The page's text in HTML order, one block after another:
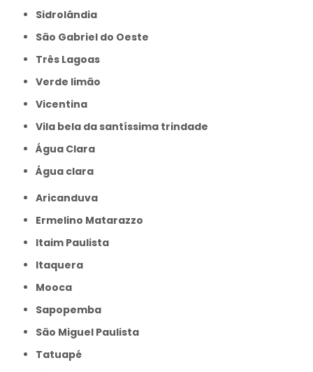
Sidrolândia
São Gabriel do Oeste
Três Lagoas
Verde limão
Vicentina
Vila bela da santíssima trindade
Água Clara
Água clara
Aricanduva
Ermelino Matarazzo
Itaim Paulista
Itaquera
Mooca
Sapopemba
São Miguel Paulista
Tatuapé